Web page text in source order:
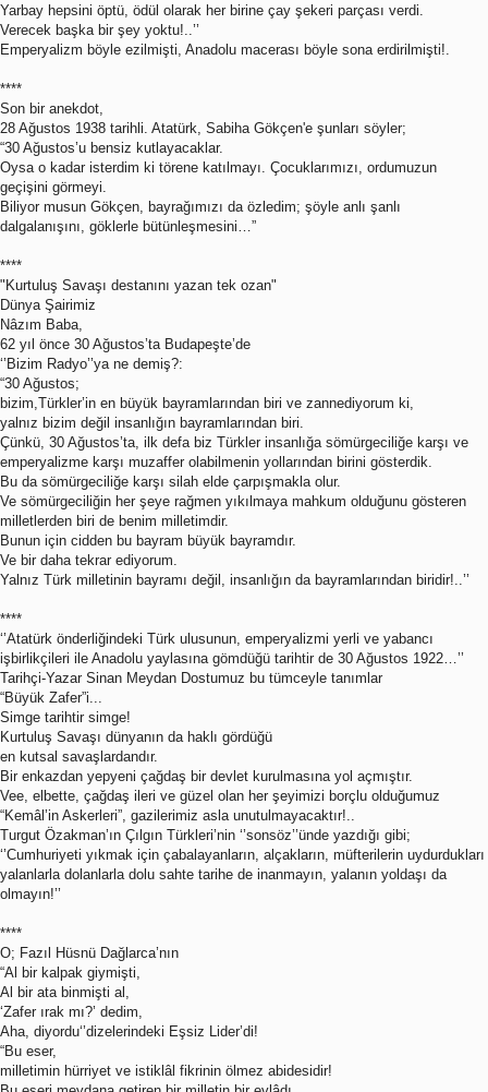
Yarbay hepsini öptü, ödül olarak her birine çay şekeri parçası verdi.
Verecek başka bir şey yoktu!..’’
Emperyalizm böyle ezilmişti, Anadolu macerası böyle sona erdirilmişti!.
****
Son bir anekdot,
28 Ağustos 1938 tarihli. Atatürk, Sabiha Gökçen'e şunları söyler;
“30 Ağustos’u bensiz kutlayacaklar.
Oysa o kadar isterdim ki törene katılmayı. Çocuklarımızı, ordumuzun
geçişini görmeyi.
Biliyor musun Gökçen, bayrağımızı da özledim; şöyle anlı şanlı
dalgalanışını, göklerle bütünleşmesini…”
****
"Kurtuluş Savaşı destanını yazan tek ozan"
Dünya Şairimiz
Nâzım Baba,
62 yıl önce 30 Ağustos’ta Budapeşte’de
‘’Bizim Radyo’’ya ne demiş?:
“30 Ağustos;
bizim,Türkler’in en büyük bayramlarından biri ve zannediyorum ki,
yalnız bizim değil insanlığın bayramlarından biri.
Çünkü, 30 Ağustos’ta, ilk defa biz Türkler insanlığa sömürgeciliğe karşı ve
emperyalizme karşı muzaffer olabilmenin yollarından birini gösterdik.
Bu da sömürgeciliğe karşı silah elde çarpışmakla olur.
Ve sömürgeciliğin her şeye rağmen yıkılmaya mahkum olduğunu gösteren
milletlerden biri de benim milletimdir.
Bunun için cidden bu bayram büyük bayramdır.
Ve bir daha tekrar ediyorum.
Yalnız Türk milletinin bayramı değil, insanlığın da bayramlarından biridir!..’’
****
‘’Atatürk önderliğindeki Türk ulusunun, emperyalizmi yerli ve yabancı
işbirlikçileri ile Anadolu yaylasına gömdüğü tarihtir de 30 Ağustos 1922…’’
Tarihçi-Yazar Sinan Meydan Dostumuz bu tümceyle tanımlar
“Büyük Zafer”i...
Simge tarihtir simge!
Kurtuluş Savaşı dünyanın da haklı gördüğü
en kutsal savaşlardandır.
Bir enkazdan yepyeni çağdaş bir devlet kurulmasına yol açmıştır.
Vee, elbette, çağdaş ileri ve güzel olan her şeyimizi borçlu olduğumuz
“Kemâl’in Askerleri”, gazilerimiz asla unutulmayacaktır!..
Turgut Özakman’ın Çılgın Türkleri’nin ‘’sonsöz’’ünde yazdığı gibi;
‘’Cumhuriyeti yıkmak için çabalayanların, alçakların, müfterilerin uydurdukları
yalanlarla dolanlarla dolu sahte tarihe de inanmayın, yalanın yoldaşı da
olmayın!’’
****
O; Fazıl Hüsnü Dağlarca’nın
“Al bir kalpak giymişti,
Al bir ata binmişti al,
‘Zafer ırak mı?’ dedim,
Aha, diyordu‘’dizelerindeki Eşsiz Lider’di!
“Bu eser,
milletimin hürriyet ve istiklâl fikrinin ölmez abidesidir!